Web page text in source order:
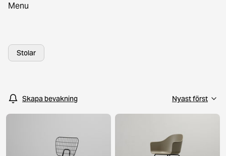
Menu
Stolar
Skapa bevakning